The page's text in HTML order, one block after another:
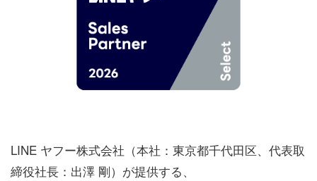
LINE ヤフー株式会社（本社：東京都千代田区、代表取
締役社長：出澤 剛）が提供する、